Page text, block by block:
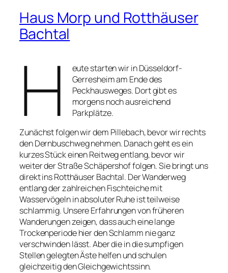
Haus Morp und Rotthäuser
Bachtal
H
eute starten wir in Düsseldorf-
Gerresheim am Ende des
Peckhausweges. Dort gibt es
morgens noch ausreichend
Parkplätze.
Zunächst folgen wir dem Pillebach, bevor wir rechts
den Dernbuschweg nehmen. Danach geht es ein
kurzes Stück einen Reitweg entlang, bevor wir
weiter der Straße Schäpershof folgen. Sie bringt uns
direkt ins Rotthäuser Bachtal. Der Wanderweg
entlang der zahlreichen Fischteiche mit
Wasservögeln in absoluter Ruhe ist teilweise
schlammig. Unsere Erfahrungen von früheren
Wanderungen zeigen, dass auch eine lange
Trockenperiode hier den Schlamm nie ganz
verschwinden lässt. Aber die in die sumpfigen
Stellen gelegten Äste helfen und schulen
gleichzeitig den Gleichgewichtssinn.